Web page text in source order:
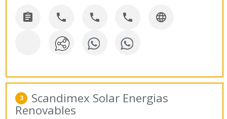
    
3 Scandimex Solar Energias
Renovables